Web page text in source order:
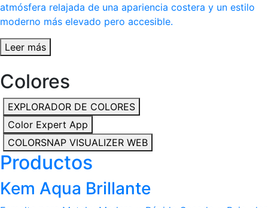
atmósfera relajada de una apariencia costera y un estilo
moderno más elevado pero accesible.
Leer más
Colores
EXPLORADOR DE COLORES
Color Expert App
COLORSNAP VISUALIZER WEB
Productos
Kem Aqua Brillante